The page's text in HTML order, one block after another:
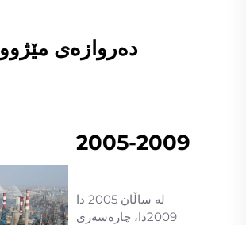
دەروازەی مێژوو
2005-2009
لە ساڵان 2005 دا
2009دا، چارەسەری